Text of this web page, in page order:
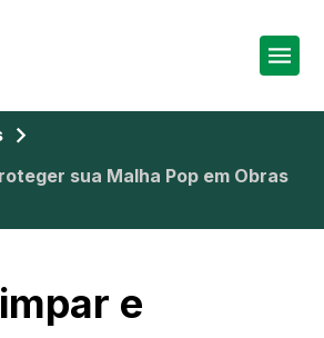
sua Malha Pop em Obras
e